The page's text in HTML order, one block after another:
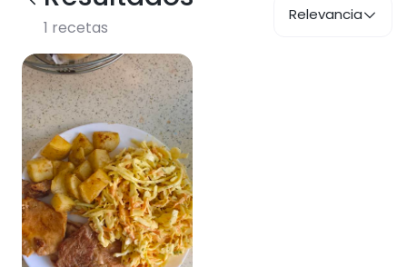
1 recetas
Relevancia